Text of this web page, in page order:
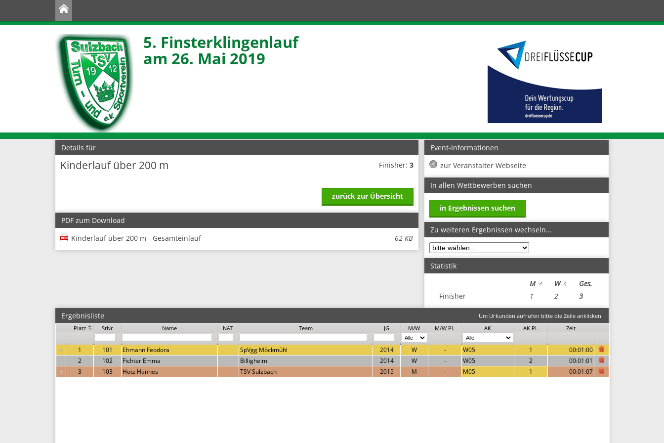
5. Finsterklingenlauf
am 26. Mai 2019
Details für
Kinderlauf über 200 m Finisher: 3
zurück zur Übersicht
PDF zum Download
Kinderlauf über 200 m - Gesamteinlauf
62 KB
Event-Informationen
zur Veranstalter Webseite
In allen Wettbewerben suchen
in Ergebnissen suchen
Zu weiteren Ergebnissen wechseln...
Statistik
Ges.
W ♀
M ♂
Finisher
3
2
1
Ergebnisliste
Um Urkunden aufrufen bitte die Zeile anklicken.
Platz
StNr Name NAT Team JG M/W M/W Pl. AK AK Pl. Zeit
1 101 Ehmann Feodora SpVgg Möckmühl 2014 W - W05 1
00:01:00
2
102 Fichter Emma Billigheim 2014 W - W05 2
00:01:01
3
103 Hotz Hannes TSV Sulzbach 2015 M - M05 1 00:01:07